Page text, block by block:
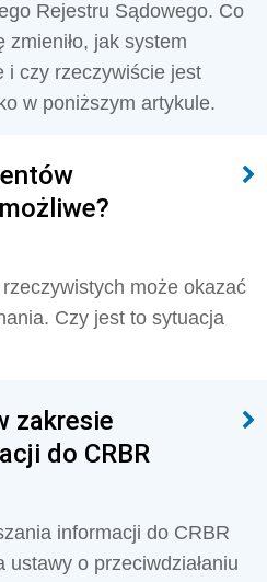
Rejestru Sądowego. Co
jak system
i czy rzeczywiście jest
w poniższym artykule.
może okazać
Czy jest to sytuacja
zakresie
do CRBR
informacji do CRBR
ustawy o przeciwdziałaniu